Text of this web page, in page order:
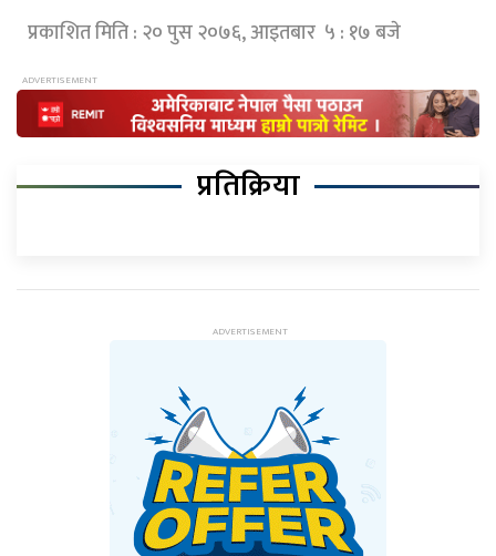
प्रकाशित मिति : २० पुस २०७६, आइतबार ५ : १७ बजे
प्रतिक्रिया